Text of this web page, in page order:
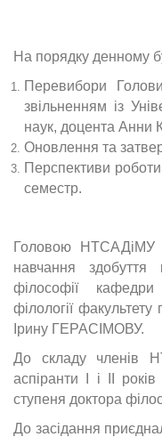
На порядку денному
Перевибори
звільненням із
наук, доцента Анни
Оновлення та
Перспективи
семестр.
Головою НТСАДіМУ
навчання здобуття
філософії кафедри
філології факультету
Ірину ГЕРАСІМОВУ.
До складу членів
аспіранти І і ІІ
ступеня доктора
До засідання